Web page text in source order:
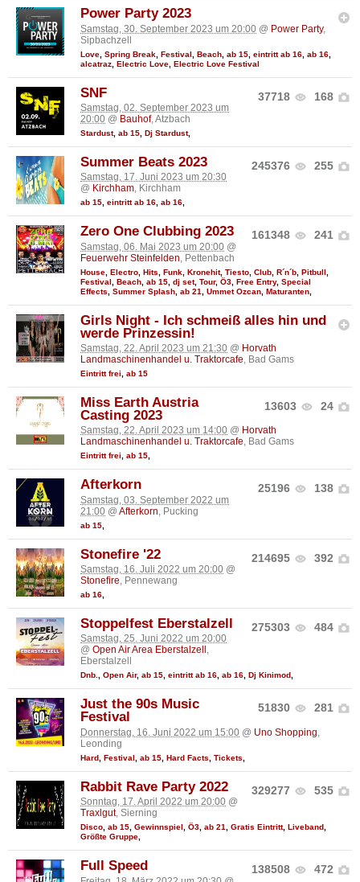
Power Party 2023
Samstag, 30. September 2023 um 20:00 @ Power Party,
Sipbachzell
Love Spring Break Festival Beach ab 15 eintritt ab 16 ab 16
alcatraz Electric Love Electric Love Festival
37718 168
SNF
Samstag, 02. September 2023 um
20:00 @ Bauhof, Atzbach
Stardust, ab 15 Dj Stardust,
245376 255
Summer Beats 2023
Samstag, 17. Juni 2023 um 20:30
@ Kirchham, Kirchham
ab 15, eintritt ab 16, ab 16,
161348 241
Zero One Clubbing 2023
Samstag, 06. Mai 2023 um 20:00 @
Feuerwehr Steinfelden , Pettenbach
House Electro Hits Funk Kronehit, Tiesto Club R´n´b Pitbull
Festival
Beach ab 15 dj set, Tour, Ö3 Free Entry, Special
Effects
Summer Splash ab 21 Ummet Ozcan Maturanten
Girls Night - Ich schmeiß alles hin und
werde Prinzessin!
Samstag, 22. April 2023 um 21:30 @ Horvath
Landmaschinenhandel u. Traktorcafe, Bad Gams
Eintritt frei ab 15
13603 24
Miss Earth Austria
Casting 2023
Samstag, 22. April 2023 um 14:00 @ Horvath
Landmaschinenhandel u. Traktorcafe, Bad Gams
Eintritt frei, ab 15,
25196 138
Afterkorn
Samstag, 03. September 2022 um
21:00 @ Afterkorn , Pucking
ab 15
214695 392
Stonefire '22
Samstag, 16. Juli 2022 um 20:00 @
Stonefire, Pennewang
ab 16
275303 484
Stoppelfest Eberstalzell
Samstag, 25. Juni 2022 um 20:00
@ Open Air Area Eberstalzell ,
Eberstalzell
Dnb., Open Air, ab 15, eintritt ab 16, ab 16, Dj Kinimod,
51830 281
Just the 90s Music
Festival
Donnerstag, 16. Juni 2022 um 15:00 @ Uno Shopping
Leonding
Hard Festival ab 15 Hard Facts Tickets
329277 535
Rabbit Rave Party 2022
Sonntag, 17. April 2022 um 20:00 @
Traxlgut, Sierning
Disco ab 15 Gewinnspiel Ö3 ab 21 Gratis Eintritt, Liveband
Größte Gruppe
138508 472
Full Speed